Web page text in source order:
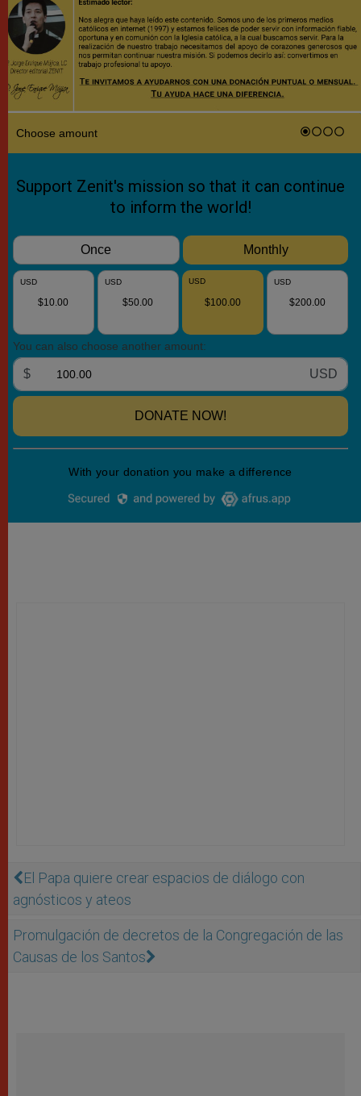
El Papa quiere crear espacios de diálogo con
agnósticos y ateos
Promulgación de decretos de la Congregación de las
Causas de los Santos